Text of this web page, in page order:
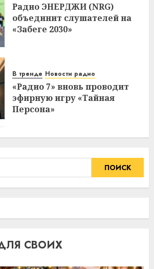
Радио ЭНЕРДЖИ (NRG)
объединит слушателей на
«Забеге 2030»
В тренде Новости радио
«Радио 7» вновь проводит
эфирную игру «Тайная
Персона»
СВОИХ